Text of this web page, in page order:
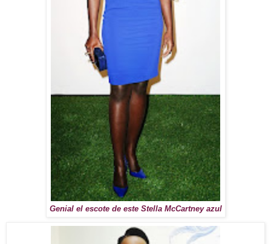
Genial el escote de este Stella McCartney azul